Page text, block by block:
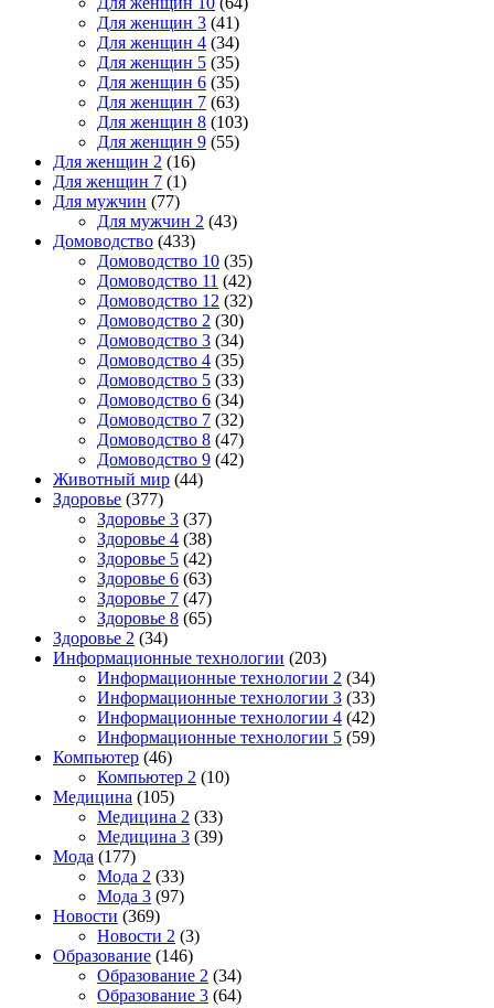
Для женщин 3 (41)
Для женщин 4 (34)
Для женщин 5 (35)
Для женщин 6 (35)
Для женщин 7 (63)
Для женщин 8 (103)
Для женщин 9 (55)
Для женщин 2 (16)
Для женщин 7 (1)
Для мужчин (77)
Для мужчин 2 (43)
Домоводство (433)
Домоводство 10 (35)
Домоводство 11 (42)
Домоводство 12 (32)
Домоводство 2 (30)
Домоводство 3 (34)
Домоводство 4 (35)
Домоводство 5 (33)
Домоводство 6 (34)
Домоводство 7 (32)
Домоводство 8 (47)
Домоводство 9 (42)
Животный мир (44)
Здоровье (377)
Здоровье 3 (37)
Здоровье 4 (38)
Здоровье 5 (42)
Здоровье 6 (63)
Здоровье 7 (47)
Здоровье 8 (65)
Здоровье 2 (34)
Информационные технологии (203)
Информационные технологии 2 (34)
Информационные технологии 3 (33)
Информационные технологии 4 (42)
Информационные технологии 5 (59)
Компьютер (46)
Компьютер 2 (10)
Медицина (105)
Медицина 2 (33)
Медицина 3 (39)
Мода (177)
Мода 2 (33)
Мода 3 (97)
Новости (369)
Новости 2 (3)
Образование (146)
Образование 2 (34)
Образование 3 (64)